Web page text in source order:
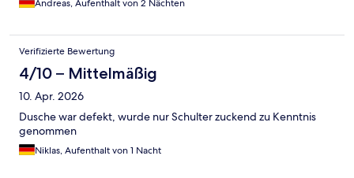
Andreas, Aufenthalt von 2 Nächten
Verifizierte Bewertung
4/10 – Mittelmäßig
10. Apr. 2026
Dusche war defekt, wurde nur Schulter zuckend zu Kenntnis
genommen
Niklas, Aufenthalt von 1 Nacht